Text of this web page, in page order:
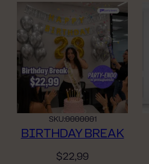
SKU:0000001
BIRTHDAY BREAK
$22,99